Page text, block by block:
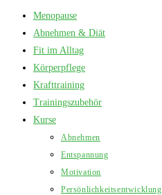
Menopause
Abnehmen & Diät
Fit im Alltag
Körperpflege
Krafttraining
Trainingszubehör
Kurse
Abnehmen
Entspannung
Motivation
Persönlichkeitsentwicklung